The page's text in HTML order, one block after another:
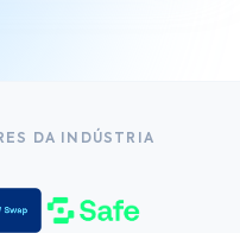
DA INDÚSTRIA